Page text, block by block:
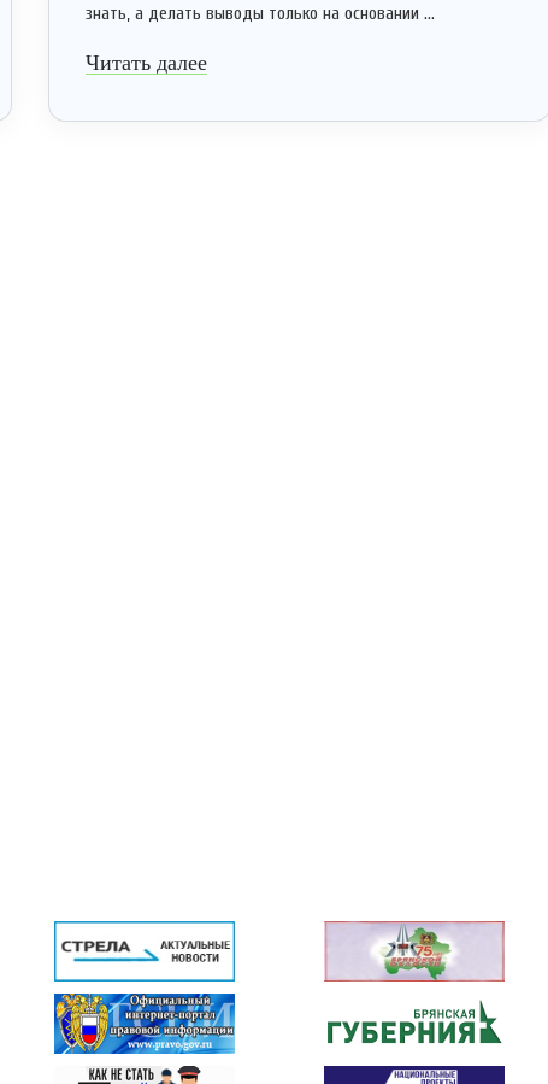
знать, а делать выводы только на основании ...
Читать далее